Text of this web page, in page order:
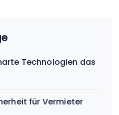
Technologien das
für Vermieter